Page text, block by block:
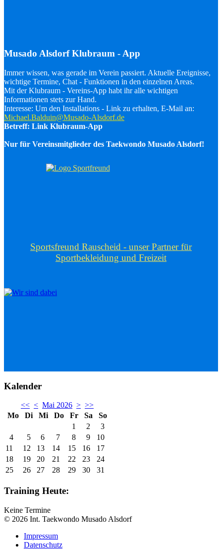
Musado Alsdorf Klubraum - App
Immer wissen, was gerade im Verein passiert. Aktuelle Ereignisse,
wichtige Termine, Chat - Funktionen in den einzelnen Areas.
Mit der Klubraum - Vereins-App habt ihr alle wichtigen
Informationen stets zur Hand.
Interesse: Um den Installations - Link zu erhalten, E-Mail an:
Michael.Balduin@Musado-Alsdorf.de
Betreff: Link Klubraum-App
Nur für Vereinsmitglieder des Taekwondo Musado Alsdorf!
Sportsfreund Rauscheid - unser Partner für
Sportbekleidung und Freizeit
Kalender
<< < Mai 2026 > >>
Mo
Di Mi Do Fr Sa
So
1
2
3
4
5 6 7 8 9
10
11
12 13 14 15 16
17
18
19 20 21 22 23
24
25
26 27 28 29 30 31
Training Heute:
Keine Termine
© 2026 Int. Taekwondo Musado Alsdorf
Impressum
Datenschutz